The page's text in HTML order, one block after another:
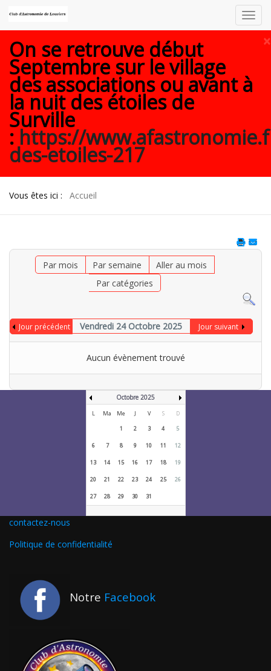
×
On se retrouve début
Septembre sur le village
des associations ou avant à
la nuit des étoiles de
Surville
: https://
des-etoiles-217
Vous êtes ici : Accueil
Par mois Par semaine
Aller au mois
Par catégories
Jour précédent Vendredi 24 Octobre 2025 Jour suivant
Aucun évènement trouvé
Octobre 2025
L Ma Me J V S
D
1
2 3 4 5
6 7 8 9 10 11 12
13 14 15 16 17 18 19
20 21 22 23 24 25 26
27 28 29 30 31
contactez-nous
Politique de confidentialité
Notre Facebook